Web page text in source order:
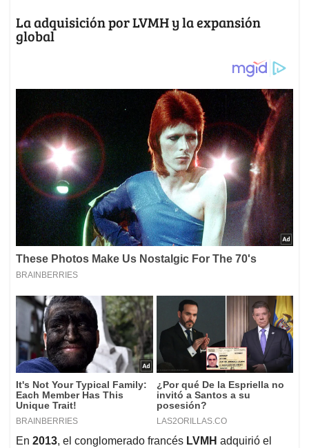
La adquisición por LVMH y la expansión
global
En 2013, el conglomerado francés LVMH adquirió el